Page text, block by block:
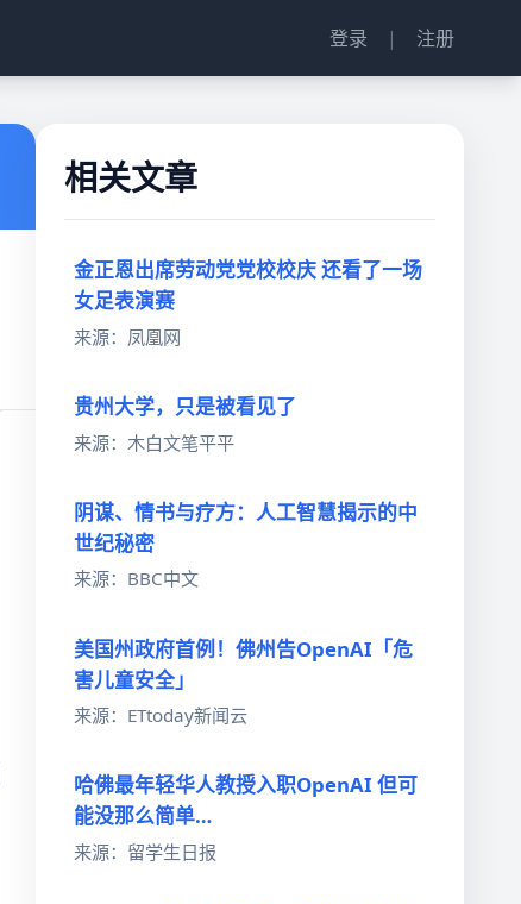
登录 | 注册
相关文章
金正恩出席劳动党党校校庆 还看了一场
女足表演赛
来源：凤凰网
贵州大学，只是被看见了
来源：木白文笔平平
阴谋、情书与疗方：人工智慧揭示的中
世纪秘密
来源：BBC中文
美国州政府首例！佛州告OpenAI「危
害儿童安全」
来源：ETtoday新闻云
哈佛最年轻华人教授入职OpenAI 但可
能没那么简单…
来源：留学生日报